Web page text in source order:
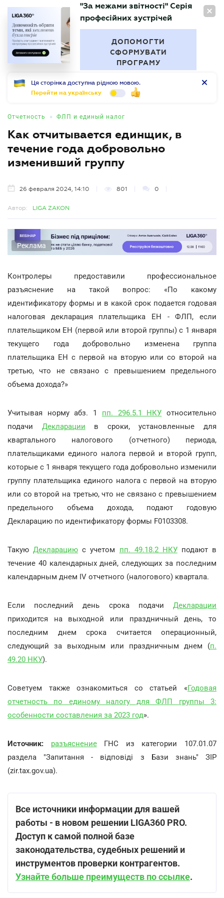
RU
БУХГАЛТЕР
"За межами звітності" Серія
професійних зустрічей
ДОПОМОГТИ
СФОРМУВАТИ
ПРОГРАМУ
Ця сторінка доступна рідною мовою.
Перейти на українську
Отчетность • ФЛП и единый налог
Как отчитывается единщик, в
течение года добровольно
изменивший группу
26 февраля 2024, 14:10 801 0
Автор: LIGA ZAKON
Реклама
Контролеры предоставили профессиональное
разъяснение на такой вопрос: «По какому
идентификатору формы и в какой срок подается годовая
налоговая декларация плательщика ЕН - ФЛП, если
плательщиком ЕН (первой или второй группы) с 1 января
текущего года добровольно изменена группа
плательщика ЕН с первой на вторую или со второй на
третью, что не связано с превышением предельного
объема дохода?»
Учитывая норму абз. 1 пп. 296.5.1 НКУ относительно
подачи Декларации в сроки, установленные для
квартального налогового (отчетного) периода,
плательщиками единого налога первой и второй групп,
которые с 1 января текущего года добровольно изменили
группу плательщика единого налога с первой на вторую
или со второй на третью, что не связано с превышением
предельного объема дохода, подают годовую
Декларацию по идентификатору формы F0103308.
ТакуюДекларацию с учетом пп. 49.18.2 НКУподают в
течение 40 календарных дней, следующих за последним
календарным днем IV отчетного (налогового) квартала.
Если последний день срока подачи Декларации
приходится на выходной или праздничный день, то
последним днем срока считается операционный,
следующий за выходным или праздничным днем (п.
49.20 НКУ).
Советуем также ознакомиться со статьей «Годовая
отчетность по единому налогу для ФЛП группы 3:
особенности составления за 2023 год».
Источник: разъяснениеГНС из категории 107.01.07
раздела "Запитання - відповіді з Бази знань" ЗІР
(zir.tax.gov.ua).
Все источники информации для вашей
работы - в новом решении LIGA360 PRO.
Доступ к самой полной базе
законодательства, судебных решений и
инструментов проверки контрагентов.
Узнайте больше преимуществ по ссылке.